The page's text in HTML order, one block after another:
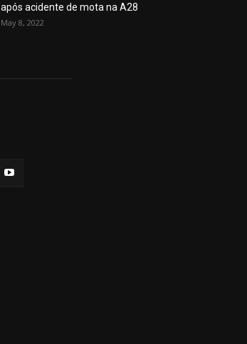
após acidente de mota na A28
May 8, 2022